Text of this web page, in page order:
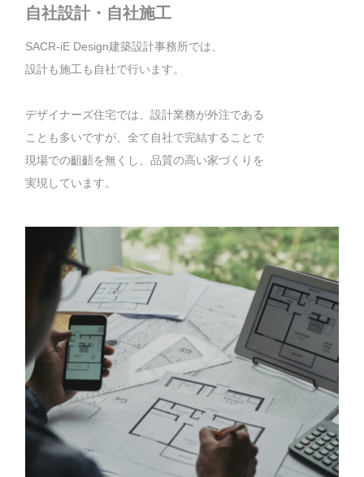
自社設計・自社施工
SACR-iE Design建築設計事務所では、
設計も施工も自社で行います。
デザイナーズ住宅では、設計業務が外注である
ことも多いですが、全て自社で完結することで
現場での齟齬を無くし、品質の高い家づくりを
実現しています。